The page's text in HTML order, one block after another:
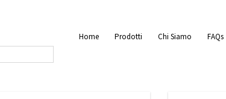
Home Prodotti Chi Siamo FAQs